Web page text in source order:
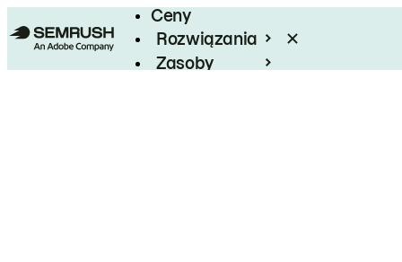
Ceny
Rozwiązania
Zasoby